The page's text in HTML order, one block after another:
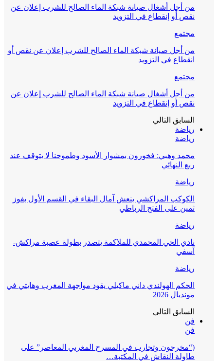
من أجل أشغال صيانة شبكة الماء الصالح للشرب إعلان عن
نقص أو إنقطاع في التزويد
مجتمع
من أجل صيانة شبكة الماء الصالح للشرب إعلان عن نقص أو
انقطاع في التزويد
مجتمع
من أجل أشغال صيانة شبكة الماء الصالح للشرب إعلان عن
نقص أو إنقطاع في التزويد
السابق التالي
رياضة
رياضة
محمد وهبي: فخورون بمشوار الأسود وطموحنا لا يتوقف عند
ربع النهائي
رياضة
الكوكب المراكشي ينعش آمال البقاء في القسم الأول بفوز
ثمين على الفتح الرباطي
رياضة
نادي الحي المحمدي للملاكمة يتصدر بطولة عصبة مراكش-
آسفي
رياضة
الحكم الهولندي داني ماكيلي يقود مواجهة المغرب وهايتي في
مونديال 2026
السابق التالي
فن
فن
(“مخرجون وتجارب في المسرح المغربي المعاصر” على
طاولة النقاش في المكتبة…